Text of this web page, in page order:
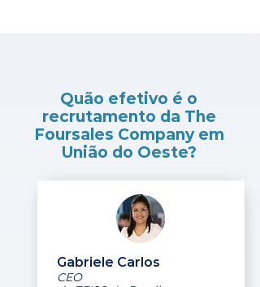
Quão efetivo é o
recrutamento da The
Foursales Company em
União do Oeste?
Gabriele Carlos
CEO